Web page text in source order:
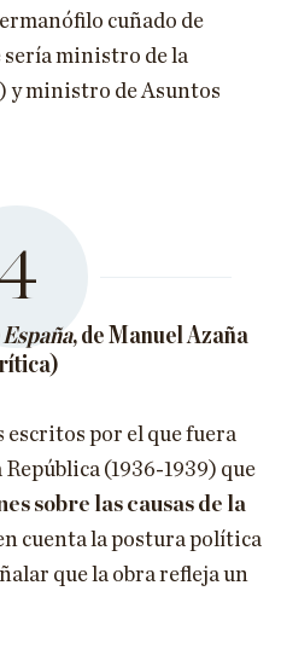
cuñado de
sería ministro de la
y ministro de Asuntos
4
, de Manuel Azaña
por el que fuera
(1936-1939) que
sobre las causas de la
cuenta la postura política
que la obra refleja un